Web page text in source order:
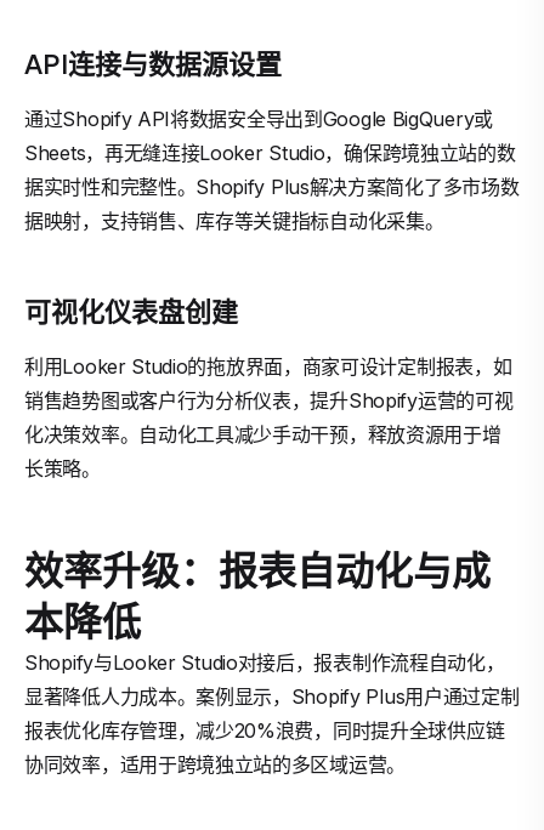
API连接与数据源设置
通过Shopify API将数据安全导出到Google BigQuery或
Sheets，再无缝连接Looker Studio，确保跨境独立站的数
据实时性和完整性。Shopify Plus解决方案简化了多市场数
据映射，支持销售、库存等关键指标自动化采集。
可视化仪表盘创建
利用Looker Studio的拖放界面，商家可设计定制报表，如
销售趋势图或客户行为分析仪表，提升Shopify运营的可视
化决策效率。自动化工具减少手动干预，释放资源用于增
长策略。
效率升级：报表自动化与成
本降低
Shopify与Looker Studio对接后，报表制作流程自动化，
显著降低人力成本。案例显示，Shopify Plus用户通过定制
报表优化库存管理，减少20%浪费，同时提升全球供应链
协同效率，适用于跨境独立站的多区域运营。